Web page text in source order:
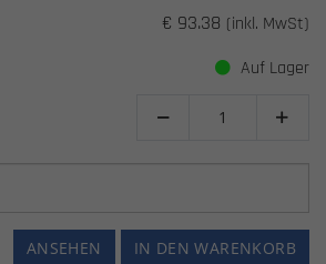
€ 93.38 (inkl. MwSt)
Auf Lager
 
IN DEN WARENKORB
ANSEHEN